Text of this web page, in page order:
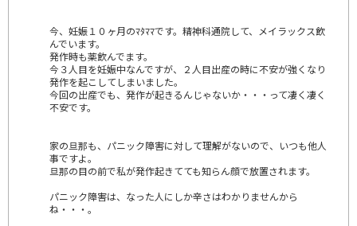
今、妊娠１０ヶ月のﾏﾀﾏﾏです。精神科通院して、メイラックス飲
んでいます。
発作時も薬飲んでます。
今３人目を妊娠中なんですが、２人目出産の時に不安が強くなり
発作を起こしてしまいました。
今回の出産でも、発作が起きるんじゃないか・・・って凄く凄く
不安です。
家の旦那も、パニック障害に対して理解がないので、いつも他人
事ですよ。
旦那の目の前で私が発作起きてても知らん顔で放置されます。
パニック障害は、なった人にしか辛さはわかりませんから
ね・・・。